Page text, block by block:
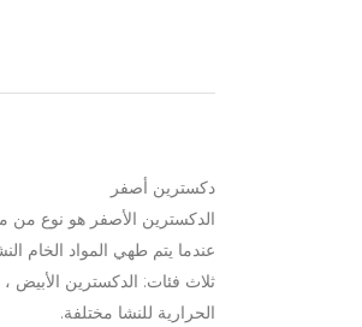
دكسترين أصفر
الدكسترين الأصفر هو نوع من
عندما يتم طهي المواد الخام
ثلاث فئات: الدكسترين الأبيض ،
الحرارية للنشا مختلفة.